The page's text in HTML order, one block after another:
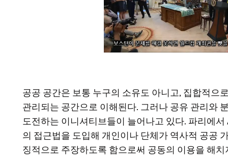
공공 공간은 보통 누구의 소유도 아니고, 집합적으
관리되는 공간으로 이해된다. 그러나 공유 관리와
도전하는 이니셔티브들이 늘어나고 있다. 파리에서
의 접근법을 도입해 개인이나 단체가 역사적 공공
징적으로 주장하도록 함으로써 공동의 이용을 해